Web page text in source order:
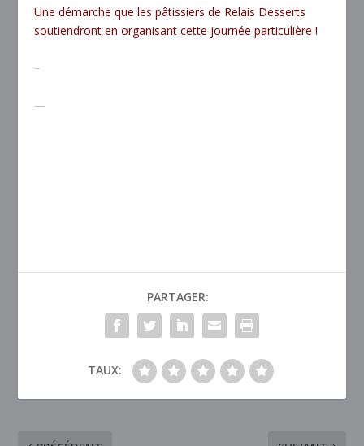
Une démarche que les pâtissiers de Relais Desserts
soutiendront en organisant cette journée particulière !
–
—
PARTAGER:
TAUX: